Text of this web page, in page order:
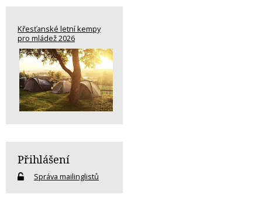
Křesťanské letní kempy
pro mládež 2026
Přihlášení
Správa mailinglistů